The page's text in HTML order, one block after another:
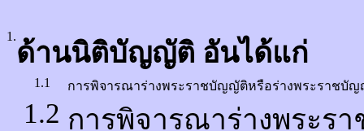
1.
ด้านนิติบัญญัติ อันได้แก่
1.1 การพิจารณาร่างพระราชบัญญัติหรือร่างพระราชบั
1.2 การพิจารณาร่างพระร